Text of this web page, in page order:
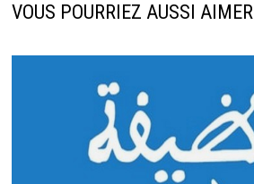
VOUS POURRIEZ AUSSI AIMER